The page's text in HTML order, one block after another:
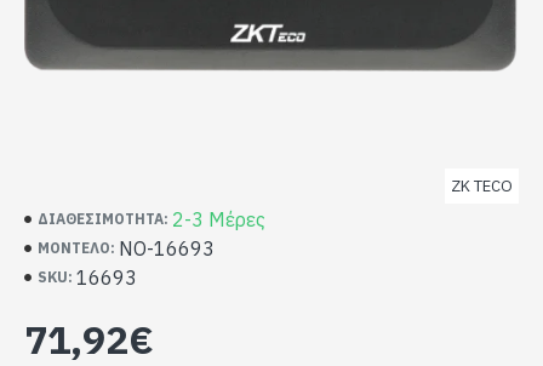
ΔΙΑΘΕΣΙΜΌΤΗΤΑ: 2-3 Μέρες
ΜΟΝΤΈΛΟ: NO-16693
SKU: 16693
ZK TECO
71,92€